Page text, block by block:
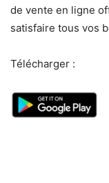
de vente en ligne
satisfaire tous vos
Télécharger :